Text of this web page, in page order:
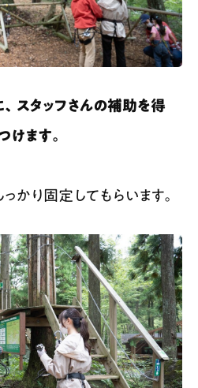
スタッフさんの補助を得
けます。
かり固定してもらいます。